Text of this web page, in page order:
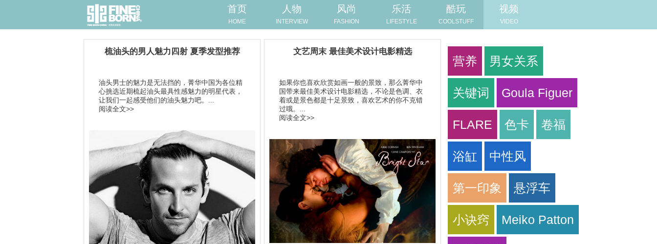
首页
HOME
人物
INTERVIEW
风尚
FASHION
乐活
LIFESTYLE
酷玩
COOLSTUFF
视频
VIDEO
梳油头的男人魅力四射 夏季发型推荐
油头男士的魅力是无法挡的，菁华中国为各位精
心挑选近期梳起油头最具性感魅力的明星代表，
让我们一起感受他们的油头魅力吧。...
阅读全文>>
文艺周末 最佳美术设计电影精选
如果你也喜欢欣赏如画一般的景致，那么菁华中
国带来最佳美术设计电影精选，不论是色调、衣
着或是景色都是十足景致，喜欢艺术的你不克错
过哦。...
阅读全文>>
营养 男女关系
关键词 Goula Figuer
FLARE 色卡 卷福
浴缸 中性风
第一印象 悬浮车
小诀窍 Meiko Patton